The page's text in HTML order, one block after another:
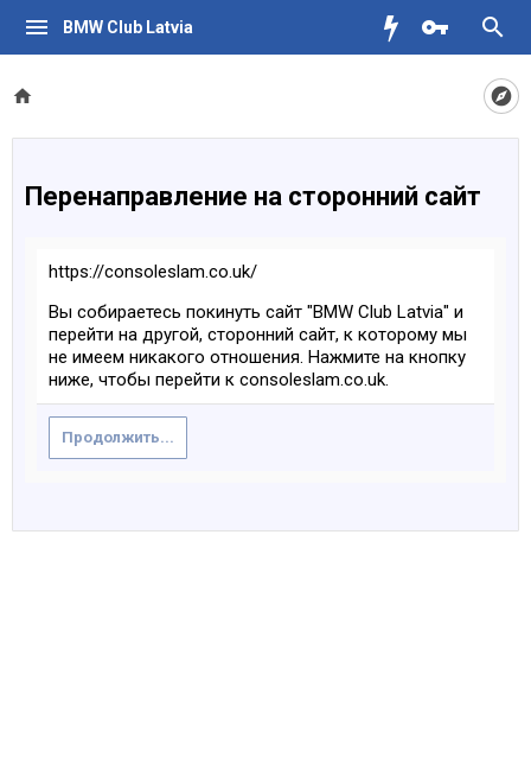
BMW Club Latvia
Перенаправление на сторонний сайт
https://consoleslam.co.uk/
Вы собираетесь покинуть сайт "BMW Club Latvia" и
перейти на другой, сторонний сайт, к которому мы
не имеем никакого отношения. Нажмите на кнопку
ниже, чтобы перейти к consoleslam.co.uk.
Продолжить...